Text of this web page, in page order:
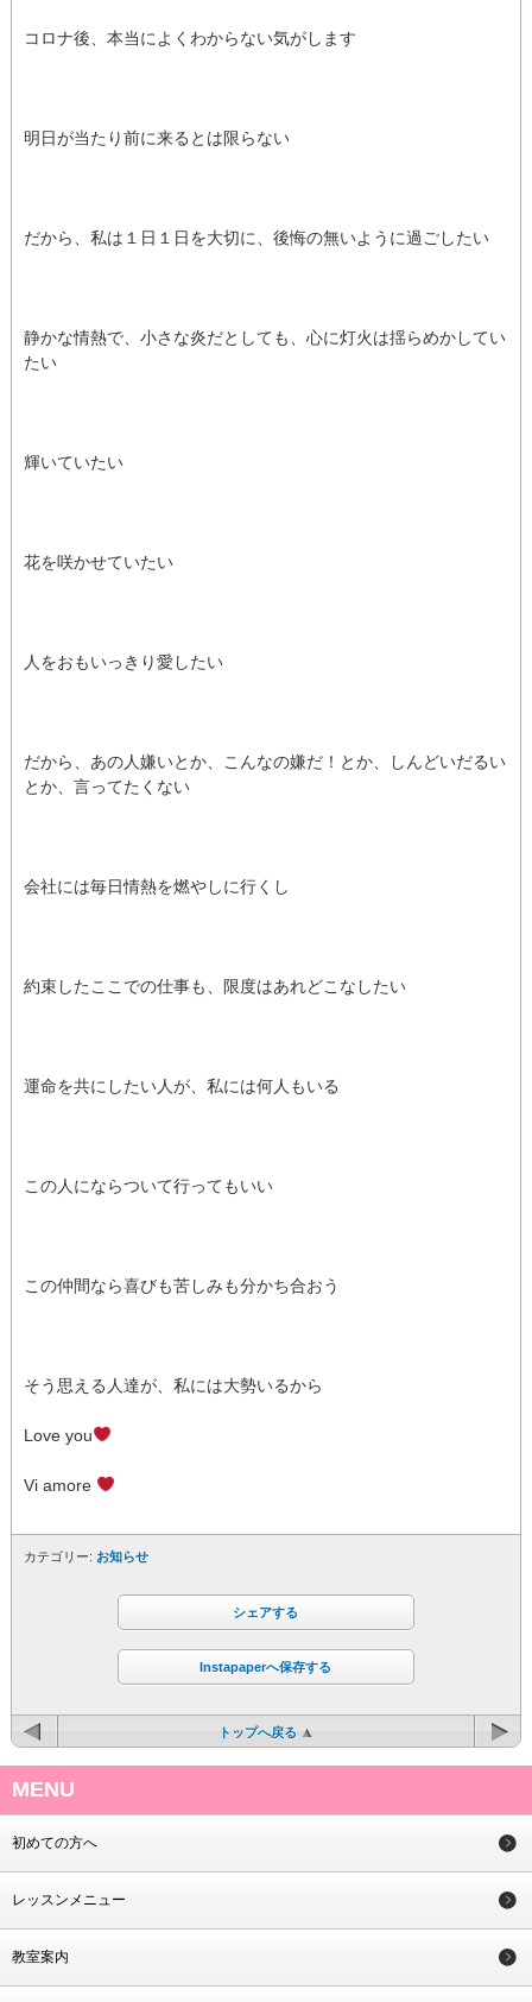
コロナ後、本当によくわからない気がします
明日が当たり前に来るとは限らない
だから、私は１日１日を大切に、後悔の無いように過ごしたい
静かな情熱で、小さな炎だとしても、心に灯火は揺らめかしてい
たい
輝いていたい
花を咲かせていたい
人をおもいっきり愛したい
だから、あの人嫌いとか、こんなの嫌だ！とか、しんどいだるい
とか、言ってたくない
会社には毎日情熱を燃やしに行くし
約束したここでの仕事も、限度はあれどこなしたい
運命を共にしたい人が、私には何人もいる
この人にならついて行ってもいい
この仲間なら喜びも苦しみも分かち合おう
そう思える人達が、私には大勢いるから
Love you
Vi amore
カテゴリー: お知らせ
シェアする
Instapaperへ保存する
トップへ戻る
MENU
初めての方へ
レッスンメニュー
教室案内